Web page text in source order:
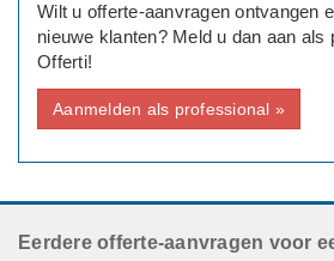
Wilt u offerte-aanvragen ontvangen
nieuwe klanten? Meld u dan aan als
Offerti!
Aanmelden als professional »
Eerdere offerte-aanvragen voor